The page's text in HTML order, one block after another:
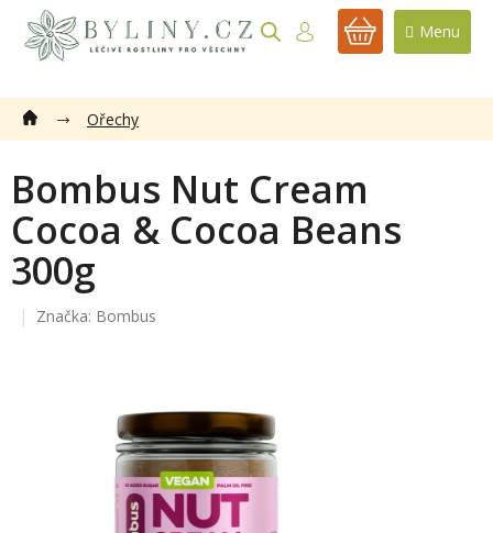
obsah
NÁKUPNÍ
Ořechy
Bombus Nut Cream
Cocoa & Cocoa Beans
300g
Značka: Bombus